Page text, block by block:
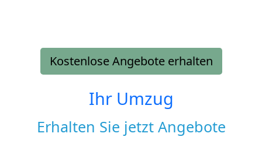
Kostenlose Angebote erhalten
Ihr Umzug
Erhalten Sie jetzt Angebote